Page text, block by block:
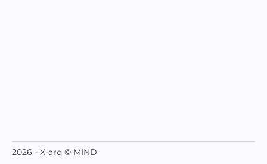
2026 - X-arq © MIND